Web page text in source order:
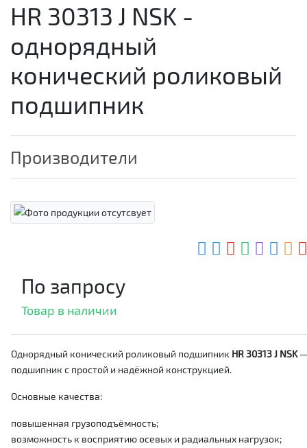
HR 30313 J NSK -
однорядный
конический роликовый
подшипник
Производители
По запросу
Товар в наличии
Однорядный конический роликовый подшипник HR 30313 J NSK
подшипник с простой и надёжной конструкцией.
Основные качества:
повышенная грузоподъёмность;
возможность к восприятию осевых и радиальных нагрузок;